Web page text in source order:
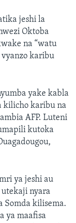
jeshi la
Oktoba
na “watu
karibu
yake kabla
kilicho karibu na
AFP. Luteni
kutoka
ya jeshi au
utekaji nyara
Somda kilisema.
ya maafisa